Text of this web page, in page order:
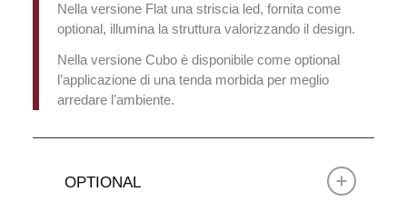
Nella versione Flat una striscia led, fornita come
optional, illumina la struttura valorizzando il design.
Nella versione Cubo è disponibile come optional
l’applicazione di una tenda morbida per meglio
arredare l’ambiente.
OPTIONAL